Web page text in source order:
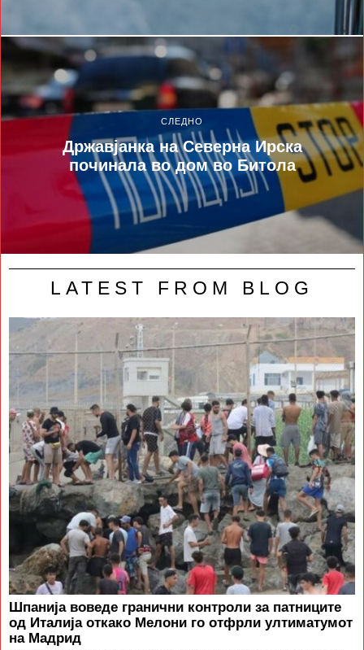
СЛЕДНО
Државјанка на Северна Ирска
починала во дом во Битола
LATEST FROM BLOG
Шпанија воведе гранични контроли за патниците
од Италија откако Мелони го отфрли ултиматумот
на Мадрид